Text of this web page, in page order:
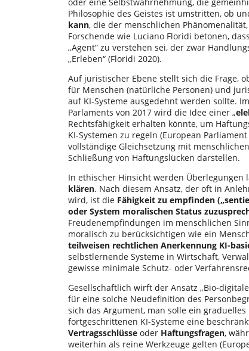
Philosophie des Geistes ist umstritten, ob
kann, die der menschlichen
Forschende wie Luciano Floridi betonen,
„Agent“ zu verstehen sei, der zwar
„Erleben“ (Floridi 2020).
Auf juristischer Ebene stellt sich die Frage,
für Menschen (natürliche Personen) und
auf KI-Systeme ausgedehnt werden sollte.
Parlaments von 2017 wird die Idee einer „
Rechtsfähigkeit erhalten könnte, um
KI-Systemen zu regeln (European
vollständige Gleichsetzung mit
Schließung von Haftungslücken darstellen.
In ethischer Hinsicht werden Überlegungen
klären. Nach diesem Ansatz, der oft in
wird, ist die Fähigkeit zu empfinden
oder System moralischen Status
Freudenempfindungen im menschlichen
moralisch zu berücksichtigen wie ein
teilweisen rechtlichen Anerkennung KI-
selbstlernende Systeme in Wirtschaft,
gewisse minimale Schutz- oder
Gesellschaftlich wirft der Ansatz „Bio-
für eine solche Neudefinition des
sich das Argument, man solle ein
fortgeschrittenen KI-Systeme eine
Vertragsschlüsse oder Haftungsfragen,
weiterhin als reine Werkzeuge gelten